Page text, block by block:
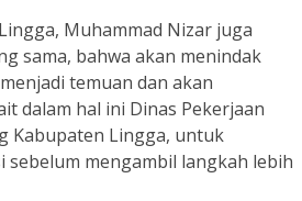
Muhammad Nizar juga
sama, bahwa akan menindak
temuan dan akan
dalam hal ini Dinas Pekerjaan
Kabupaten Lingga, untuk
sebelum mengambil langkah lebih